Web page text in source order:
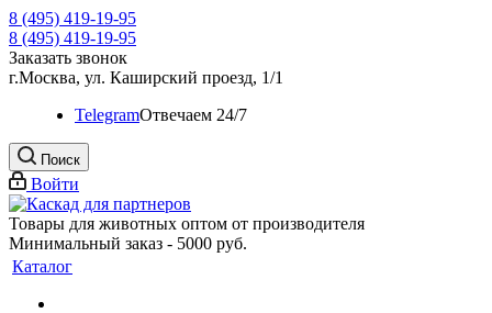
8 (495) 419-19-95
8 (495) 419-19-95
Заказать звонок
г.Москва, ул. Каширский проезд, 1/1
TelegramOтвечаем 24/7
Поиск
Войти
Товары для животных оптом от производителя
Минимальный заказ - 5000 руб.
Каталог